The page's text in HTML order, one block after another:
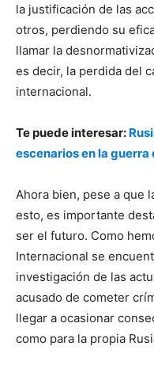
la justificación de las
otros, perdiendo su
llamar la
es decir, la perdida del
internacional.
Te puede interesar:
escenarios en la guerra
Ahora bien, pese a que
esto, es importante
ser el futuro. Como
Internacional se
investigación de las
acusado de cometer
llegar a ocasionar
como para la propia